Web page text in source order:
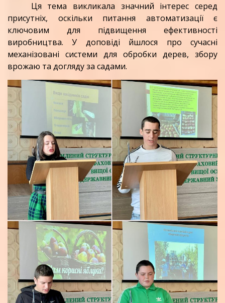
Ця тема викликала значний інтерес серед
присутніх, оскільки питання автоматизації є
ключовим для підвищення ефективності
виробництва. У доповіді йшлося про сучасні
механізовані системи для обробки дерев, збору
врожаю та догляду за садами.